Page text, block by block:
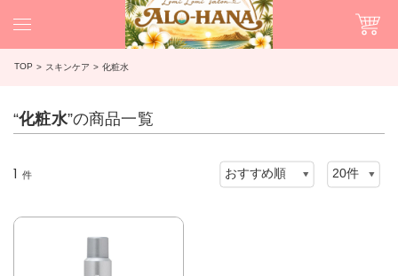
TOP スキンケア 化粧水
“化粧水”の商品一覧
1 件